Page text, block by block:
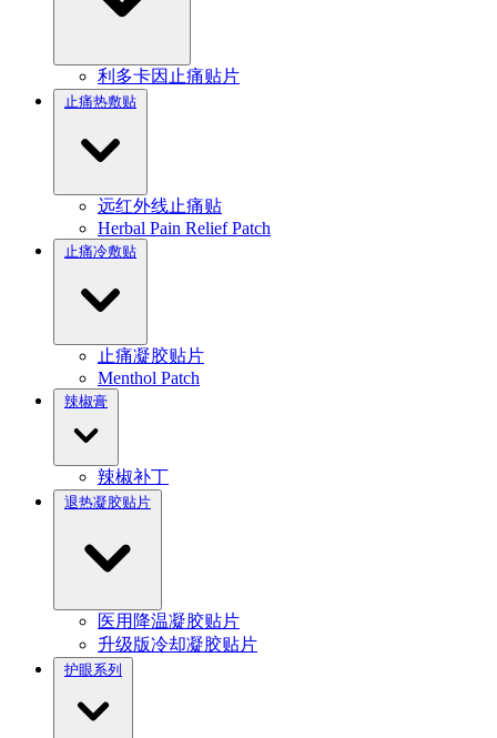
利多卡因止痛贴片
止痛热敷贴
远红外线止痛贴
Herbal Pain Relief Patch
止痛冷敷贴
止痛凝胶贴片
Menthol Patch
辣椒膏
辣椒补丁
退热凝胶贴片
医用降温凝胶贴片
升级版冷却凝胶贴片
护眼系列